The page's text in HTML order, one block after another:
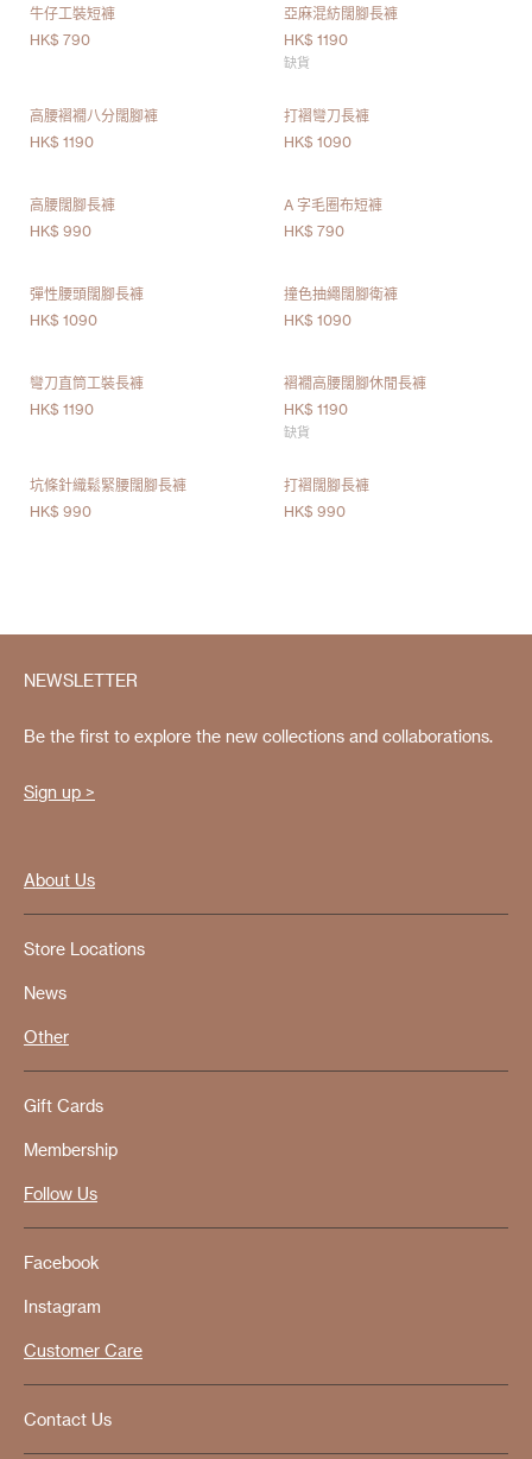
牛仔工裝短褲
HK$ 790
亞麻混紡闊腳長褲
HK$ 1190
缺貨
高腰褶襉八分闊腳褲
HK$ 1190
打褶彎刀長褲
HK$ 1090
高腰闊腳長褲
HK$ 990
A 字毛圈布短褲
HK$ 790
彈性腰頭闊腳長褲
HK$ 1090
撞色抽繩闊腳衛褲
HK$ 1090
彎刀直筒工裝長褲
HK$ 1190
褶襉高腰闊腳休閒長褲
HK$ 1190
缺貨
坑條針織鬆緊腰闊腳長褲
HK$ 990
打褶闊腳長褲
HK$ 990
NEWSLETTER
Be the first to explore the new collections and collaborations.
Sign up >
About Us
Store Locations
News
Other
Gift Cards
Membership
Follow Us
Facebook
Instagram
Customer Care
Contact Us